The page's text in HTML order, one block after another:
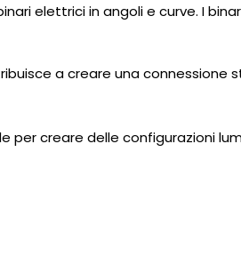
elettrici in angoli e curve. I
a creare una connessione
creare delle configurazioni